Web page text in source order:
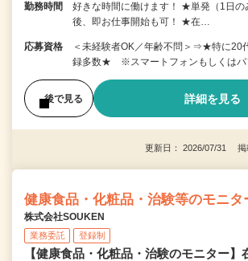
勤務時間
好きな時間に働けます！ ★単発（1日
後、即お仕事開始も可！ ★在…
応募資格
＜未経験者OK／年齢不問＞⇒★特に20
録多数★ ※スマートフォンもしくはパ
後で見る 詳細を見る
更新日： 2026/07/31 掲
健康食品・化粧品・治験等のモニタ
株式会社SOUKEN
業務委託 登録制
【健康食品・化粧品・治験のモニター】